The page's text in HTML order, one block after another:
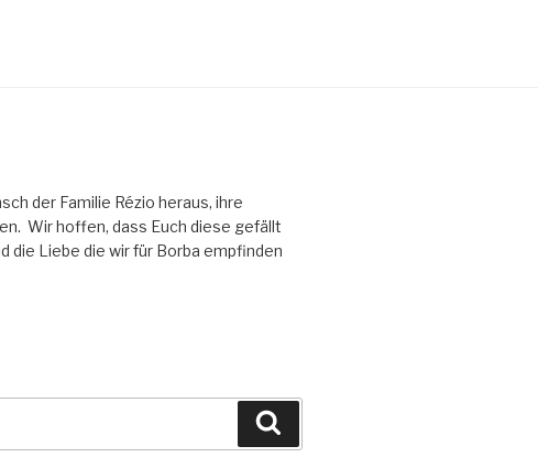
der Familie Rézio heraus, ihre
Wir hoffen, dass Euch diese gefällt
die Liebe die wir für Borba empfinden